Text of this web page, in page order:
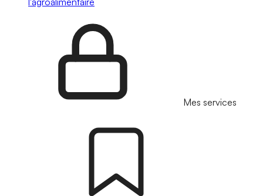
Mes services